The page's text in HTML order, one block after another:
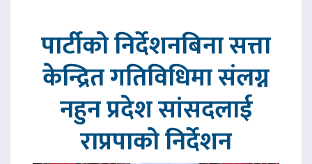
पार्टीको निर्देशनबिना सत्ता
केन्द्रित गतिविधिमा संलग्न
नहुन प्रदेश सांसदलाई
राप्रपाको निर्देशन